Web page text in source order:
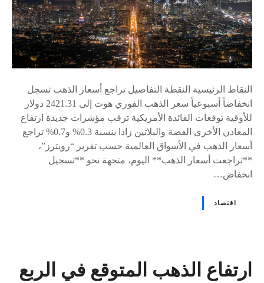
النقاط الرئيسية النقطة التفاصيل تراجع أسعار الذهب تسجل
انخفاضاً أسبوعياً سعر الذهب الفوري هوت إلى 2421.31 دولار
للأوقية توقعات الفائدة الأمريكية ترقب مؤشرات جديدة ارتفاع
المعادن الأخرى الفضة والبلاتين زادا بنسبة 0.3% و0.7% تراجع
أسعار الذهب في الأسواق العالمية حسب تقرير “رويترز”،
**تراجعت أسعار الذهب** اليوم، متجهة نحو **تسجيل
انخفاض…
اقتصاد
ارتفاع الذهب المتوقع في الربع